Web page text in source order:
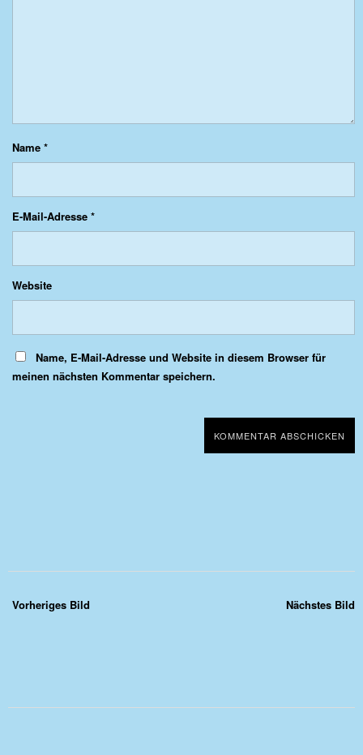
Name *
E-Mail-Adresse *
Website
Name, E-Mail-Adresse und Website in diesem Browser für
meinen nächsten Kommentar speichern.
Nächstes Bild
Vorheriges Bild